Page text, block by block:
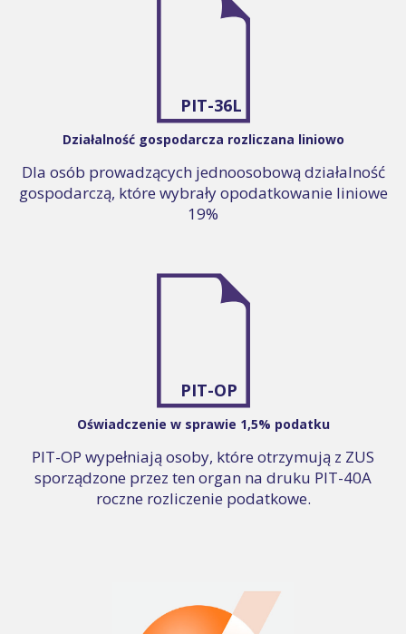
PIT-36L
Działalność gospodarcza rozliczana liniowo
Dla osób prowadzących jednoosobową działalność
gospodarczą, które wybrały opodatkowanie liniowe
19%
PIT-OP
Oświadczenie w sprawie 1,5% podatku
PIT-OP wypełniają osoby, które otrzymują z ZUS
sporządzone przez ten organ na druku PIT-40A
roczne rozliczenie podatkowe.